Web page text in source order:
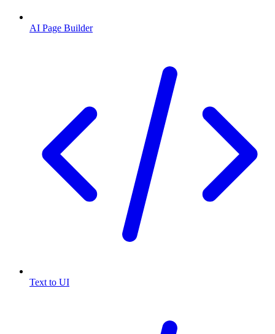
AI Page Builder
Text to UI